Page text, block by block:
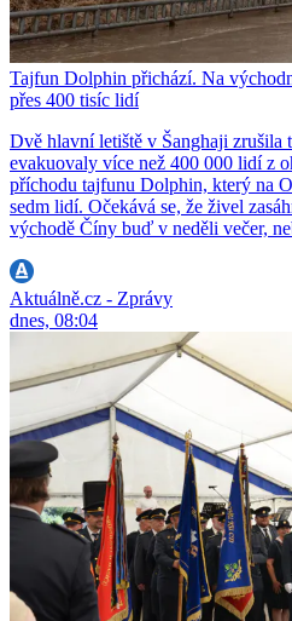
Tajfun Dolphin přichází. Na
přes 400 tisíc lidí
Dvě hlavní letiště v Šanghaji zrušila
evakuovaly více než 400 000 lidí z
příchodu tajfunu Dolphin, který na
sedm lidí. Očekává se, že živel
východě Číny buď v neděli večer,
Aktuálně.cz - Zprávy
dnes, 08:04